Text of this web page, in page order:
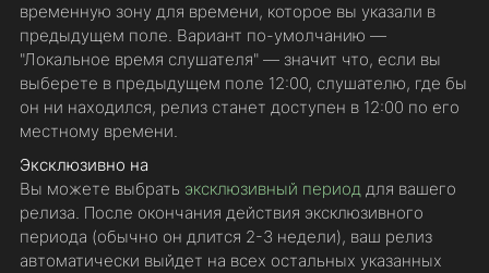
временную зону для времени, которое вы указали в
предыдущем поле. Вариант по-умолчанию —
"Локальное время слушателя" — значит что, если вы
выберете в предыдущем поле 12:00, слушателю, где бы
он ни находился, релиз станет доступен в 12:00 по его
местному времени.
Эксклюзивно на
Вы можете выбрать эксклюзивный период для вашего
релиза. После окончания действия эксклюзивного
периода (обычно он длится 2-3 недели), ваш релиз
автоматически выйдет на всех остальных указанных